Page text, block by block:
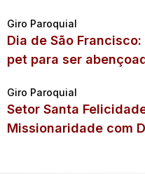
Giro Paroquial
Dia de São
pet para ser
Giro Paroquial
Setor Santa
Missionaridade com